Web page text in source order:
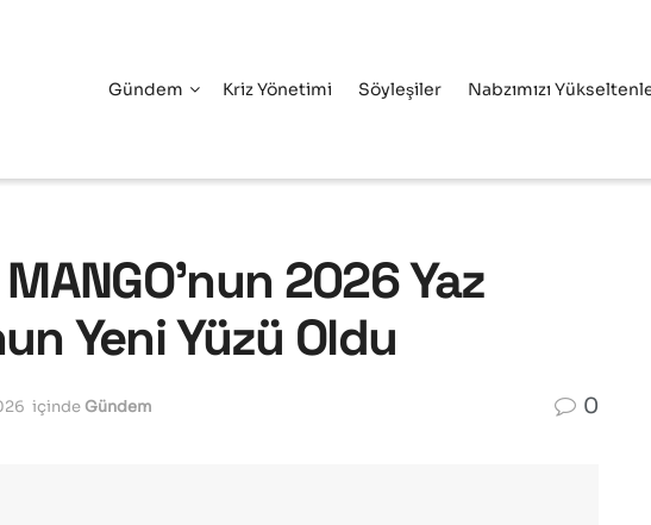
Gündem Kriz Yönetimi Söyleşiler Nabzımızı
2026 Yaz
Yeni Yüzü Oldu
içinde Gündem 0